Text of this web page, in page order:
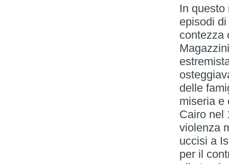
In questo
episodi
contezza
delle
miseria e
Cairo nel
violenza
uccisi a
per il